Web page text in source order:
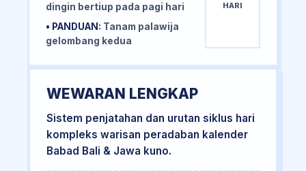
dingin bertiup pada pagi hari
• PANDUAN: Tanam palawija
gelombang kedua
HARI
WEWARAN LENGKAP
Sistem penjatahan dan urutan siklus hari
kompleks warisan peradaban kalender
Babad Bali & Jawa kuno.